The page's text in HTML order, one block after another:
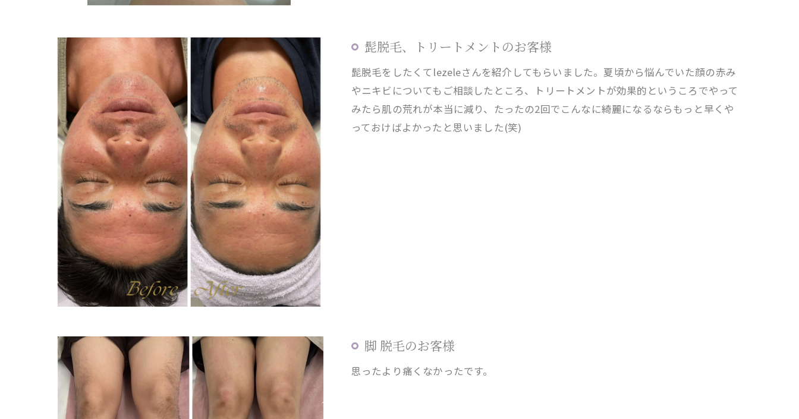
髭脱毛、トリートメントのお客様
髭脱毛をしたくてlezeleさんを紹介してもらいました。夏頃から悩んでいた顔の赤み
やニキビについてもご相談したところ、トリートメントが効果的というころでやって
みたら肌の荒れが本当に減り、たったの2回でこんなに綺麗になるならもっと早くや
っておけばよかったと思いました(笑)
脚 脱毛のお客様
思ったより痛くなかったです。